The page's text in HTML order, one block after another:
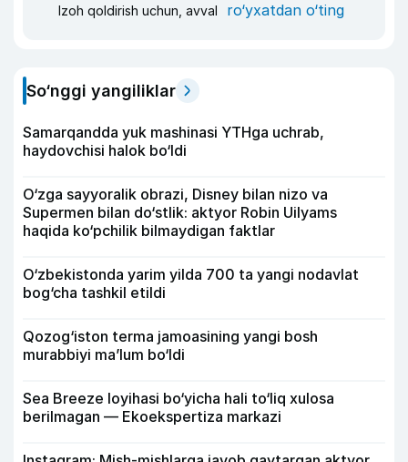
Izoh qoldirish uchun, avval ro‘yxatdan o‘ting
So‘nggi yangiliklar
Samarqandda yuk mashinasi YTHga uchrab,
haydovchisi halok bo‘ldi
O‘zga sayyoralik obrazi, Disney bilan nizo va
Supermen bilan do‘stlik: aktyor Robin Uilyams
haqida ko‘pchilik bilmaydigan faktlar
O‘zbekistonda yarim yilda 700 ta yangi nodavlat
bog‘cha tashkil etildi
Qozog‘iston terma jamoasining yangi bosh
murabbiyi ma’lum bo‘ldi
Sea Breeze loyihasi bo‘yicha hali to‘liq xulosa
berilmagan — Ekoekspertiza markazi